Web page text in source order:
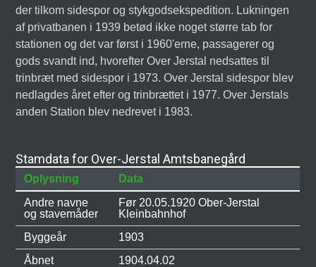
der tilkom sidespor og stykgodsekspedition. Lukningen
af privatbanen i 1939 betød ikke noget større tab for
stationen og det var først i 1960'erne, passagerer og
gods svandt ind, hvorefter Over Jerstal nedsattes til
trinbræt med sidespor i 1973. Over Jerstal sidespor blev
nedlagdes året efter og trinbrættet i 1977. Over Jerstals
anden Station blev nedrevet i 1983.
Stamdata for Over-Jerstal Amtsbanegård
Oplysning
Data
Andre navne
og stavemåder
Før 20.05.1920 Ober-Jerstal
Kleinbahnhof
Byggeår
1903
Åbnet
1904.04.02